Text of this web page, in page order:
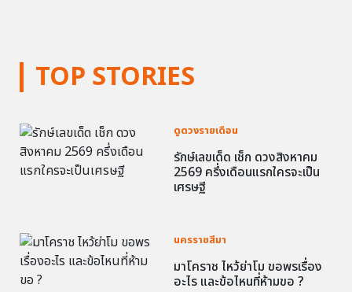
TOP STORIES
ดูดวงรายเดือน
รักษ์เลขเด็ด เช็ก ดวงสิงหาคม
2569 ครึ่งเดือนแรกใครจะเป็น
เศรษฐี
นครราชสีมา
มาโคราช ไหว้ย่าโม ขอพรเรื่อง
อะไร และข้อไหนที่ห้ามขอ ?